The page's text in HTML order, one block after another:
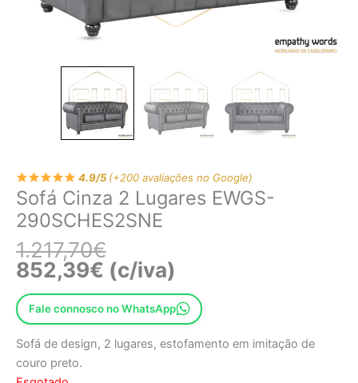
4.9/5(+200 avaliações no Google)
Sofá Cinza 2 Lugares EWGS-
290SCHES2SNE
1.217,70€
852,39€ (c/iva)
Fale connosco no WhatsApp
Sofá de design, 2 lugares, estofamento em imitação de
couro preto.